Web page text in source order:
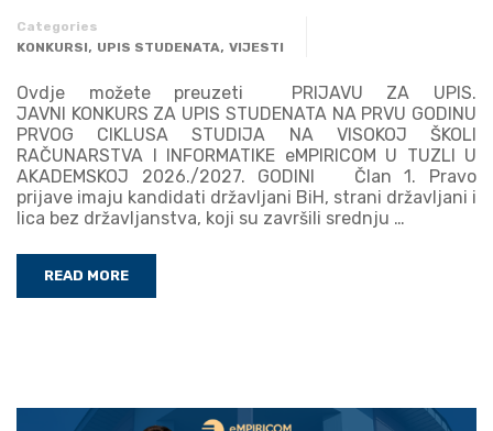
Categories
KONKURSI, UPIS STUDENATA, VIJESTI
Ovdje možete preuzeti PRIJAVU ZA UPIS.
JAVNI KONKURS ZA UPIS STUDENATA NA PRVU GODINU
PRVOG CIKLUSA STUDIJA NA VISOKOJ ŠKOLI
RAČUNARSTVA I INFORMATIKE eMPIRICOM U TUZLI U
AKADEMSKOJ 2026./2027. GODINI Član 1. Pravo
prijave imaju kandidati državljani BiH, strani državljani i
lica bez državljanstva, koji su završili srednju …
READ MORE